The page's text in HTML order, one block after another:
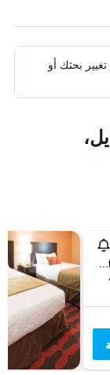
بحثك أو
تروتديل،
2126 Southwest Halsey Street, تروتدال, OR, الولايات المتحدة الأميريكية